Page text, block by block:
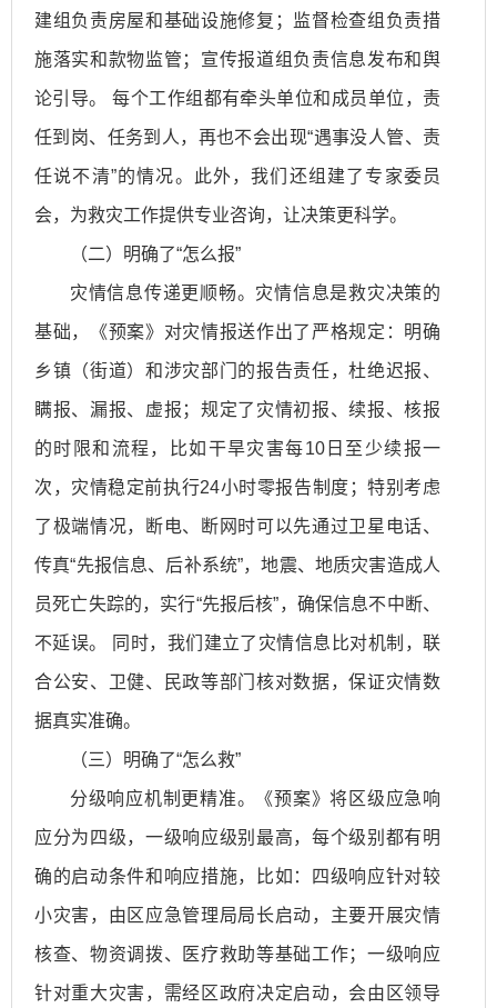
建组负责房屋和基础设施修复；监督检查组负责措
施落实和款物监管；宣传报道组负责信息发布和舆
论引导。 每个工作组都有牵头单位和成员单位，责
任到岗、任务到人，再也不会出现“遇事没人管、责
任说不清”的情况。此外，我们还组建了专家委员
会，为救灾工作提供专业咨询，让决策更科学。
（二）明确了“怎么报”
灾情信息传递更顺畅。灾情信息是救灾决策的
基础，《预案》对灾情报送作出了严格规定：明确
乡镇（街道）和涉灾部门的报告责任，杜绝迟报、
瞒报、漏报、虚报；规定了灾情初报、续报、核报
的时限和流程，比如干旱灾害每10日至少续报一
次，灾情稳定前执行24小时零报告制度；特别考虑
了极端情况，断电、断网时可以先通过卫星电话、
传真“先报信息、后补系统”，地震、地质灾害造成人
员死亡失踪的，实行“先报后核”，确保信息不中断、
不延误。 同时，我们建立了灾情信息比对机制，联
合公安、卫健、民政等部门核对数据，保证灾情数
据真实准确。
（三）明确了“怎么救”
分级响应机制更精准。《预案》将区级应急响
应分为四级，一级响应级别最高，每个级别都有明
确的启动条件和响应措施，比如：四级响应针对较
小灾害，由区应急管理局局长启动，主要开展灾情
核查、物资调拨、医疗救助等基础工作；一级响应
针对重大灾害，需经区政府决定启动，会由区领导